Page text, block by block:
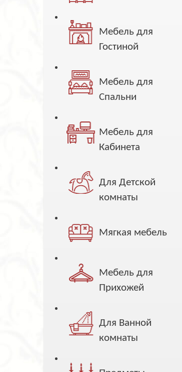
Мебель для
Гостиной
Мебель для
Спальни
Мебель для
Кабинета
Для Детской
комнаты
Мягкая мебель
Мебель для
Прихожей
Для Ванной
комнаты